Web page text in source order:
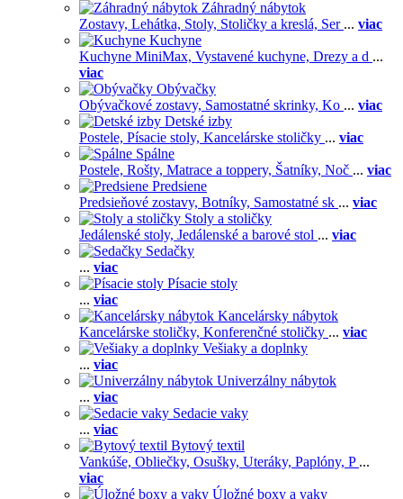
Záhradný nábytok
Zostavy, Lehátka, Stoly, Stoličky a kreslá, Ser ... viac
Kuchyne
Kuchyne MiniMax, Vystavené kuchyne, Drezy a d ...
viac
Obývačky
Obývačkové zostavy, Samostatné skrinky, Ko ... viac
Detské izby
Postele, Písacie stoly, Kancelárske stoličky ... viac
Spálne
Postele, Rošty, Matrace a toppery, Šatníky, Noč ... viac
Predsiene
Predsieňové zostavy, Botníky, Samostatné sk ... viac
Stoly a stoličky
Jedálenské stoly, Jedálenské a barové stol ... viac
Sedačky
... viac
Písacie stoly
... viac
Kancelársky nábytok
Kancelárske stoličky, Konferenčné stoličky ... viac
Vešiaky a doplnky
... viac
Univerzálny nábytok
... viac
Sedacie vaky
... viac
Bytový textil
Vankúše, Obliečky, Osušky, Uteráky, Paplóny, P ...
viac
Úložné boxy a vaky